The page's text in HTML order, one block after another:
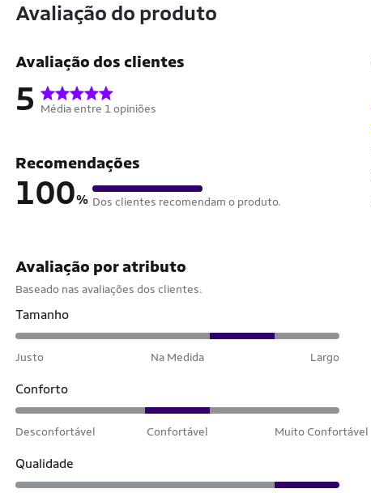
Avaliação do produto
Avaliação dos clientes
5 Média entre 1 opiniões
Recomendações
100% Dos clientes recomendam o produto.
Avaliação por atributo
Baseado nas avaliações dos clientes.
Tamanho
Justo Na Medida Largo
Conforto
Desconfortável Confortável Muito Confortável
Qualidade